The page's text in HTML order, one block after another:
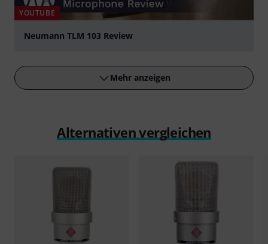
YOUTUBE
Neumann TLM 103 Review
Mehr anzeigen
Alternativen vergleichen